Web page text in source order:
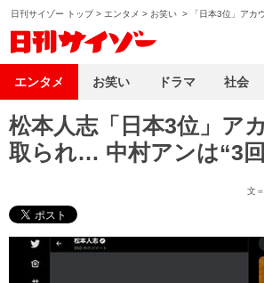
日刊サイゾー トップ> エンタメ > お笑い > 「日本3位」アカ
松本人志「日本3位」ア
取られ… 中村アンは“3
文＝
エンタメ お笑い ドラマ 社会